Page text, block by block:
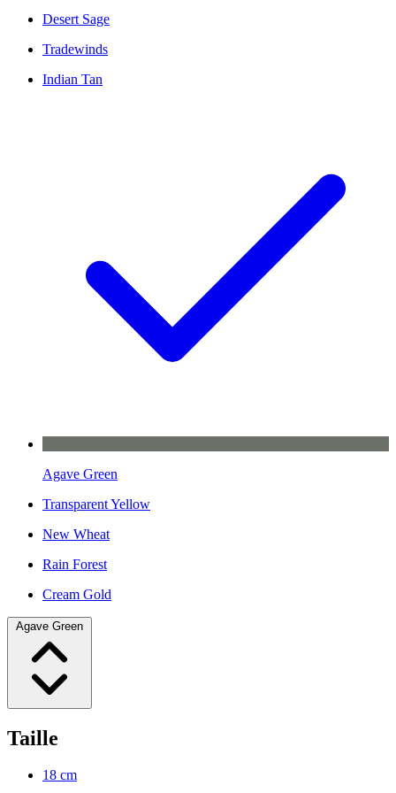
Desert Sage
Tradewinds
Indian Tan
Agave Green
Transparent Yellow
New Wheat
Rain Forest
Cream Gold
Agave Green
Taille
18 cm